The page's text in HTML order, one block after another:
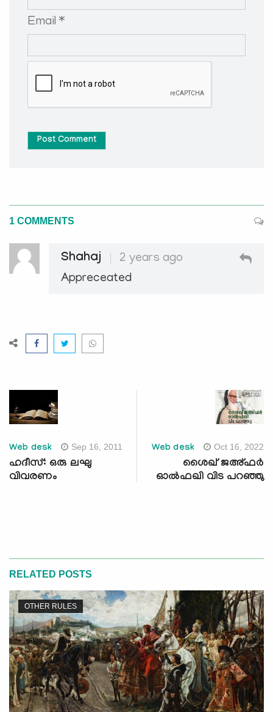
Email *
Post Comment
1 COMMENTS
Shahaj
2 years ago
Appreceated
Web desk Sep 16, 2011
ഹദീസ്: ഒരു ലഘു
വിവരണം
Web desk Oct 16, 2022
ശൈഖ് ജഅ്ഫർ
ഓൽഫഖി വിട പറഞ്ഞു
RELATED POSTS
OTHER RULES